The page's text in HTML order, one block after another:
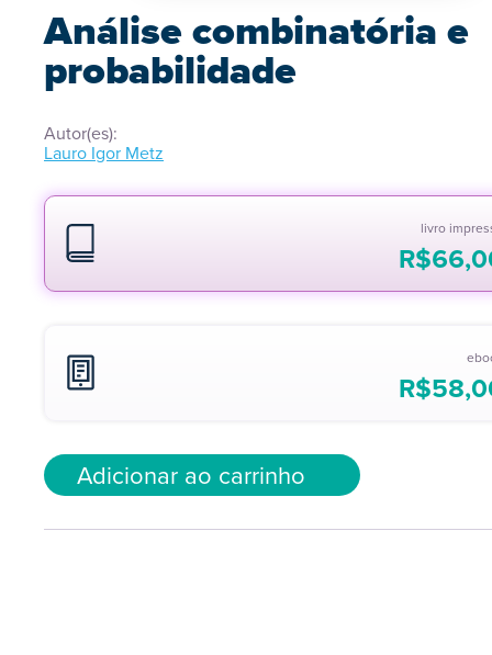
Análise combinatória e
probabilidade
Autor(es):
Lauro Igor Metz
livro
R$
R$
Adicionar ao carrinho